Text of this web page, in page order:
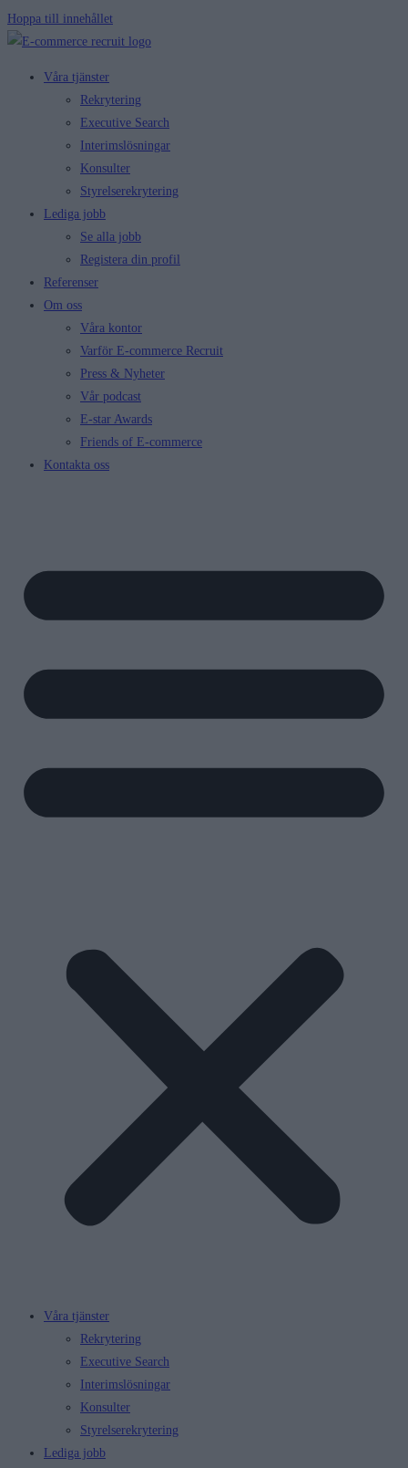
Hoppa till innehållet
Våra tjänster
Rekrytering
Executive Search
Interimslösningar
Konsulter
Styrelserekrytering
Lediga jobb
Se alla jobb
Registera din profil
Referenser
Om oss
Våra kontor
Varför E-commerce Recruit
Press & Nyheter
Vår podcast
E-star Awards
Friends of E-commerce
Kontakta oss
Våra tjänster
Rekrytering
Executive Search
Interimslösningar
Konsulter
Styrelserekrytering
Lediga jobb